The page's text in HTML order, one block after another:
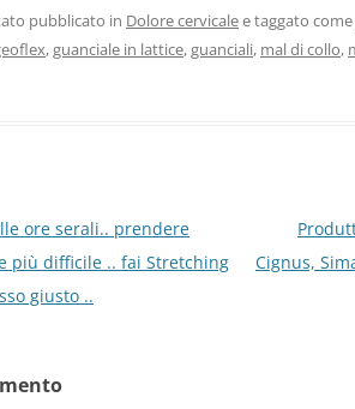
ai
l
t at
s
n
di
pubblicato in Dolore cervicalee taggato come
,guanciale in lattice,guanciali, mal di collo,
ore serali.. prendere
più difficile .. fai Stretching
giusto ..
Cignus,